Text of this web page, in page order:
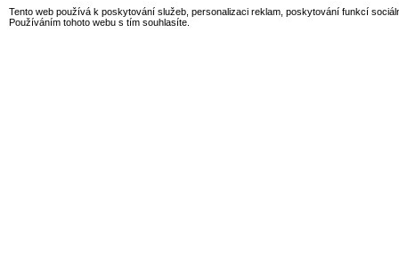
Tento web používá k poskytování služeb, personalizaci reklam, poskytování funkcí
Používáním tohoto webu s tím souhlasíte.